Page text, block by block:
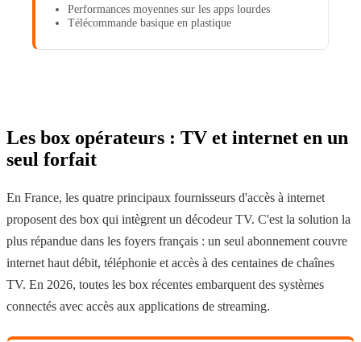
Performances moyennes sur les apps lourdes
Télécommande basique en plastique
Les box opérateurs : TV et internet en un
seul forfait
En France, les quatre principaux fournisseurs d'accès à internet
proposent des box qui intègrent un décodeur TV. C'est la solution la
plus répandue dans les foyers français : un seul abonnement couvre
internet haut débit, téléphonie et accès à des centaines de chaînes
TV. En 2026, toutes les box récentes embarquent des systèmes
connectés avec accès aux applications de streaming.